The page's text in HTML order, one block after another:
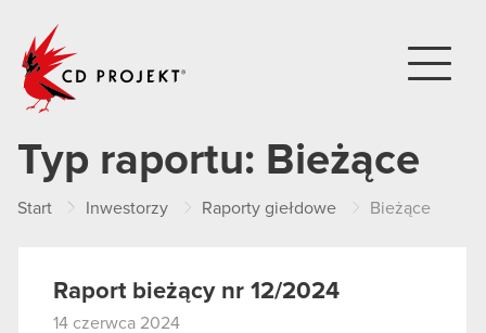
Typ raportu: Bieżące
Start Inwestorzy Raporty giełdowe Bieżące
Raport bieżący nr 12/2024
14 czerwca 2024